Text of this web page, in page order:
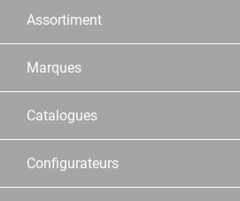
Assortiment
Marques
Catalogues
Configurateurs